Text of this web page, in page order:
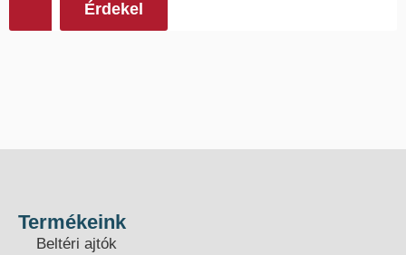
Érdekel
Termékeink
Beltéri ajtók